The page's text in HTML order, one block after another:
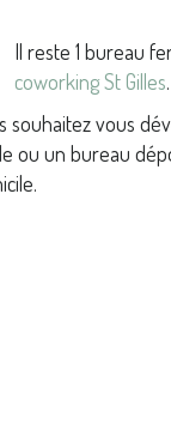
Il reste 1 bureau
coworking St Gilles.
souhaitez vous
ou un bureau